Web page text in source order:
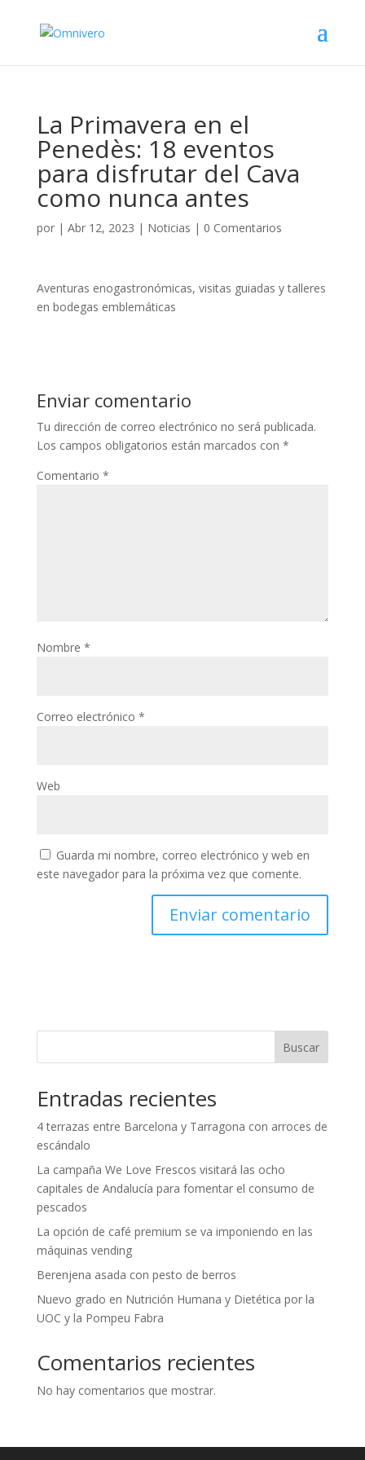
La Primavera en el
Penedès: 18 eventos
para disfrutar del Cava
como nunca antes
por | Abr 12, 2023 | Noticias | 0 Comentarios
Aventuras enogastronómicas, visitas guiadas y talleres
en bodegas emblemáticas
Enviar comentario
Tu dirección de correo electrónico no será publicada.
Los campos obligatorios están marcados con *
Comentario *
Nombre *
Correo electrónico *
Web
Guarda mi nombre, correo electrónico y web en
este navegador para la próxima vez que comente.
Buscar
Entradas recientes
4 terrazas entre Barcelona y Tarragona con arroces de
escándalo
La campaña We Love Frescos visitará las ocho
capitales de Andalucía para fomentar el consumo de
pescados
La opción de café premium se va imponiendo en las
máquinas vending
Berenjena asada con pesto de berros
Nuevo grado en Nutrición Humana y Dietética por la
UOC y la Pompeu Fabra
Comentarios recientes
No hay comentarios que mostrar.